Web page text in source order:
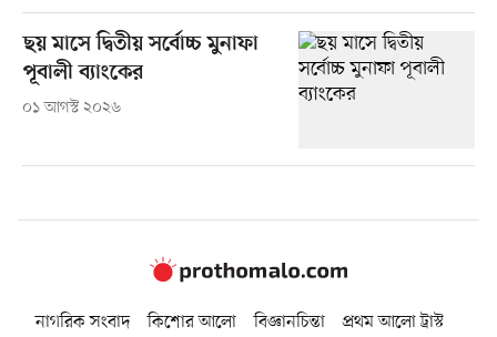
ছয় মাসে দ্বিতীয় সর্বোচ্চ মুনাফা
পূবালী ব্যাংকের
০১ আগস্ট ২০২৬
নাগরিক সংবাদ কিশোর আলো বিজ্ঞানচিন্তা
প্রথম আলো ট্রাস্ট